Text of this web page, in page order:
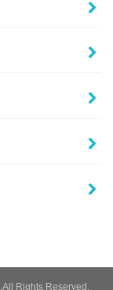
.All Rights Reserved.